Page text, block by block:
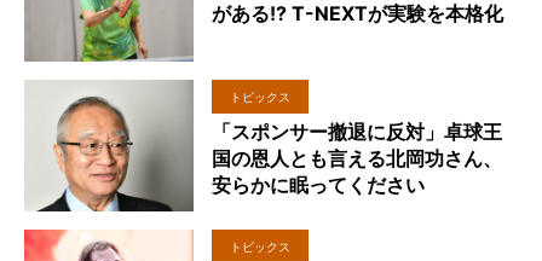
がある!? T-NEXTが実験を本格化
トピックス
「スポンサー撤退に反対」卓球王
国の恩人とも言える北岡功さん、
安らかに眠ってください
トピックス